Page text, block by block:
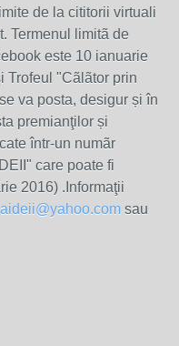
de la cititorii virtuali
Termenul limitã de
este 10 ianuarie
Trofeul "Cãlãtor prin
va posta, desigur și în
premianţilor și
într-un numãr
care poate fi
2016) .Informaţii
sau